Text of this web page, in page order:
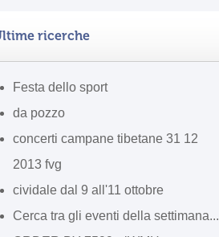
ricerche
Festa dello sport
da pozzo
concerti campane tibetane 31 12
2013 fvg
cividale dal 9 all'11 ottobre
Cerca tra gli eventi della settimana...